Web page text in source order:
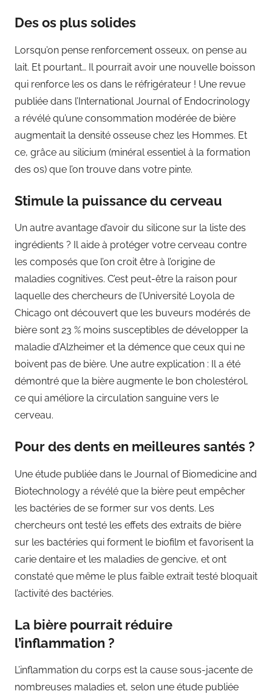
Des os plus solides
Lorsqu’on pense renforcement osseux, on pense au
lait. Et pourtant… Il pourrait avoir une nouvelle boisson
qui renforce les os dans le réfrigérateur ! Une revue
publiée dans l’International Journal of Endocrinology
a révélé qu’une consommation modérée de bière
augmentait la densité osseuse chez les Hommes. Et
ce, grâce au silicium (minéral essentiel à la formation
des os) que l’on trouve dans votre pinte.
Stimule la puissance du cerveau
Un autre avantage d’avoir du silicone sur la liste des
ingrédients ? Il aide à protéger votre cerveau contre
les composés que l’on croit être à l’origine de
maladies cognitives. C’est peut-être la raison pour
laquelle des chercheurs de l’Université Loyola de
Chicago ont découvert que les buveurs modérés de
bière sont 23 % moins susceptibles de développer la
maladie d’Alzheimer et la démence que ceux qui ne
boivent pas de bière. Une autre explication : Il a été
démontré que la bière augmente le bon cholestérol,
ce qui améliore la circulation sanguine vers le
cerveau.
Pour des dents en meilleures santés ?
Une étude publiée dans le Journal of Biomedicine and
Biotechnology a révélé que la bière peut empêcher
les bactéries de se former sur vos dents. Les
chercheurs ont testé les effets des extraits de bière
sur les bactéries qui forment le biofilm et favorisent la
carie dentaire et les maladies de gencive, et ont
constaté que même le plus faible extrait testé bloquait
l’activité des bactéries.
La bière pourrait réduire
l’inflammation ?
L’inflammation du corps est la cause sous-jacente de
nombreuses maladies et, selon une étude publiée